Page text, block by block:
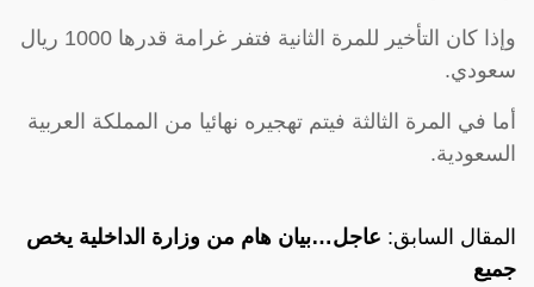
وإذا كان التأخير للمرة الثانية فتفر غرامة قدرها 1000 ريال
سعودي.
أما في المرة الثالثة فيتم تهجيره نهائيا من المملكة العربية
السعودية.
المقال السابق: عاجل…بيان هام من وزارة الداخلية يخص
جميع